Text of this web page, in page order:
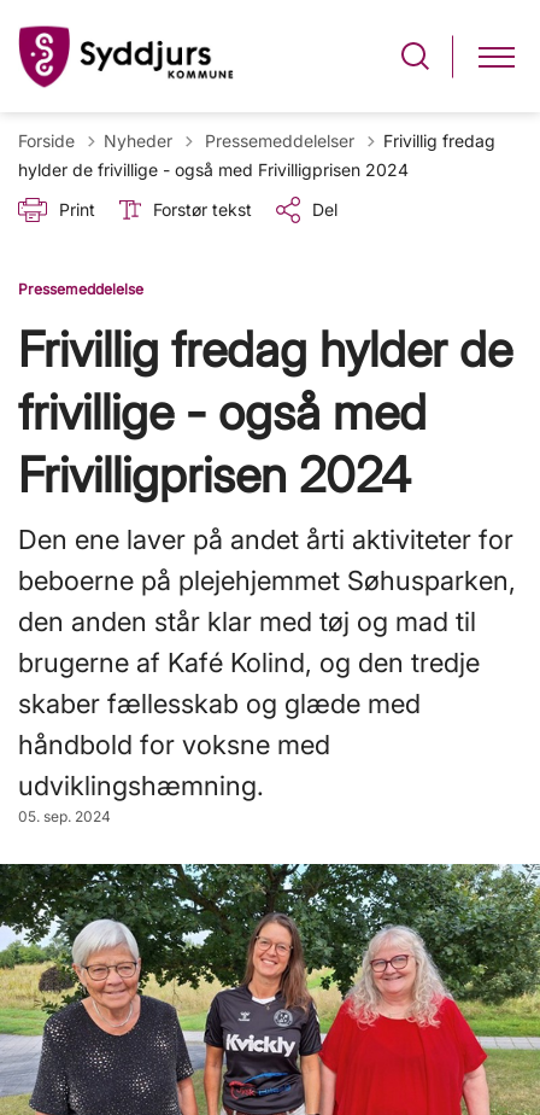
Forside Nyheder Tilbage til
Pressemeddelelser
Frivillig fredag
hylder de frivillige - også med Frivilligprisen 2024
Print
Forstør tekst Del
Pressemeddelelse
Frivillig fredag hylder de
frivillige - også med
Frivilligprisen 2024
Den ene laver på andet årti aktiviteter for
beboerne på plejehjemmet Søhusparken,
den anden står klar med tøj og mad til
brugerne af Kafé Kolind, og den tredje
skaber fællesskab og glæde med
håndbold for voksne med
udviklingshæmning.
05. sep. 2024